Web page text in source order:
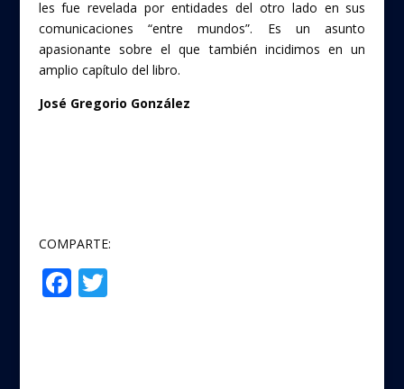
les fue revelada por entidades del otro lado en sus
comunicaciones “entre mundos”. Es un asunto
apasionante sobre el que también incidimos en un
amplio capítulo del libro.
José Gregorio González
COMPARTE:
F T